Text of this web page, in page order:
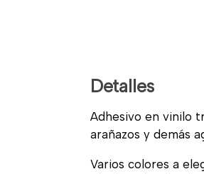
Detalles
Adhesivo en vinilo
arañazos y demás
Varios colores a